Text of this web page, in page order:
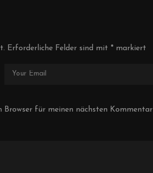
Erforderliche Felder sind mit * markiert
Browser für meinen nächsten Kommentar